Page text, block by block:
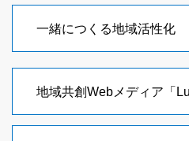
一緒につくる地域活性化
地域共創Webメディア 「